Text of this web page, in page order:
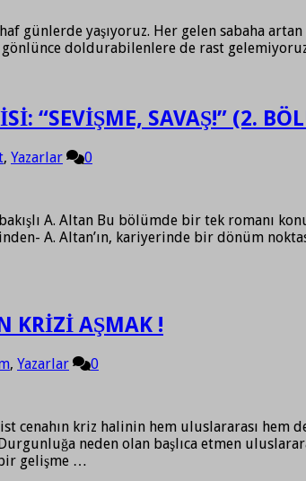
günlerde yaşıyoruz. Her gelen sabaha
doldurabilenlere de rast
“SEVİŞME, SAVAŞ!” (2.
, Yazarlar 0
A. Altan Bu bölümde bir tek romanı
A. Altan’ın, kariyerinde bir dönüm
KRİZİ AŞMAK !
, Yazarlar 0
cenahın kriz halinin hem uluslararası
neden olan başlıca etmen
gelişme …